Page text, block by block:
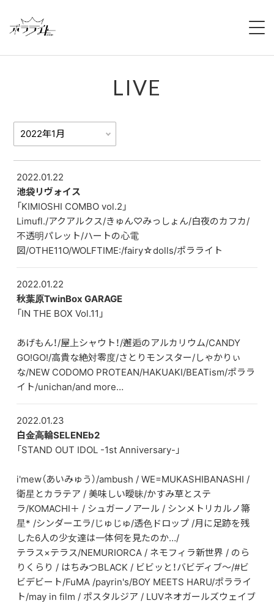
NEWS
MEMBERS
CAMPAIGN
LIVE
YOUTUBE
DISCOGRAPHY
FANLETTER
LIVE
2022.01.22
池袋リヴォイス
「KIMIOSHI COMBO vol.2」
Limufl./アクアルクス/きゅん♡みっしょん/白夜のカフカ/
不透明パレット/ハートの心電
図/OTHE11O/WOLFTIME:/fairy☆dolls/ポラライト
2022.01.22
秋葉原TwinBox GARAGE
「IN THE BOX Vol.11」
あげもん！/屋上シャウト！/邂逅のアルカリウム/CANDY
GO!GO!/高貴な絶対零度/さとりモンスター/しゃかりぃ
な/NEW CODOMO PROTEAN/HAKUAKI/BEATism/ポララ
イト/unichan/and more…
2022.01.23
白金高輪SELENEb2
「STAND OUT IDOL -1st Anniversary-」
i'mew（あいみゅう）/ambush / WE=MUKASHIBANASHI /
衛星とカラテア / 美味しい曖昧/かすみ草とステ
ラ/KOMACHI＋ / シュガーノアール / シンメトリカルノ箒
星* /シンダーエラ/じゅじゅ/透色ドロップ /月に足跡を残
した6人の少女達は一体何を見たのか…/
テラス×テラス/NEMURIORCA / ネモフィラ新世界 / のら
りくらり / はちみつBLACK / ビビッと！バビディブ〜/#ビ
ビデビート/FuMA /payrin's/BOY MEETS HARU/ポラライ
ト/may in film / ポスタルジア / LUVネオガールズウェイブ